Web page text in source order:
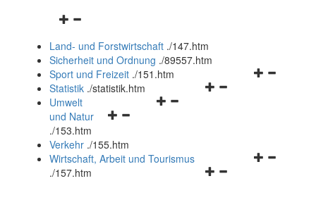
Navigationsmenü
und
schließen
Land- und Forstwirtschaft ./147.htm
Sicherheit und Ordnung ./89557.htm
Navigationsmenü
Sport und Freizeit ./151.htm
Navigationsmenü
Statistik ./statistik.htm
Navigationsmenü
und
schließen
Umwelt
und Natur
./153.htm
Verkehr ./155.htm
Navigationsmenü
Wirtschaft, Arbeit und Tourismus
./157.htm